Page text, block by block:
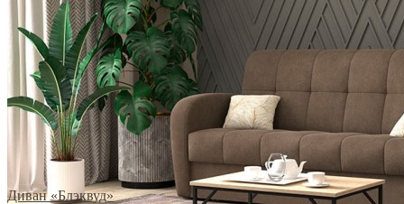
Диван «Блэквуд»